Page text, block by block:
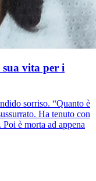
sua vita per i
sorriso. “Quanto è
Ha tenuto con
è morta ad appena